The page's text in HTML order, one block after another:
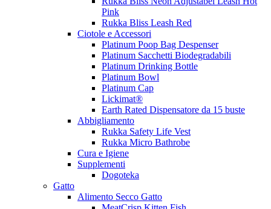
Pink
Rukka Bliss Leash Red
Ciotole e Accessori
Platinum Poop Bag Despenser
Platinum Sacchetti Biodegradabili
Platinum Drinking Bottle
Platinum Bowl
Platinum Cap
Lickimat®
Earth Rated Dispensatore da 15 buste
Abbigliamento
Rukka Safety Life Vest
Rukka Micro Bathrobe
Cura e Igiene
Supplementi
Dogoteka
Gatto
Alimento Secco Gatto